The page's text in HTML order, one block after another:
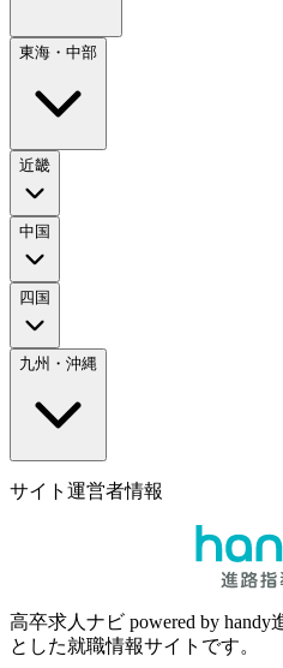
東海・中部
近畿
中国
四国
九州・沖縄
サイト運営者情報
高卒求人ナビ powered by
とした就職情報サイトです。